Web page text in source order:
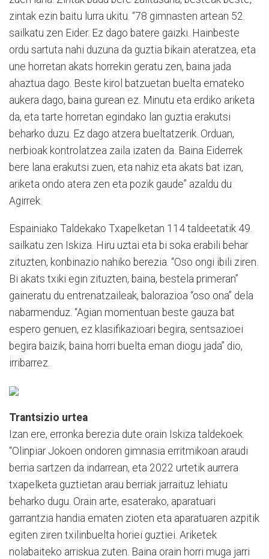
zintak ezin baitu lurra ukitu. “78 gimnasten artean 52.
sailkatu zen Eider. Ez dago batere gaizki. Hainbeste
ordu sartuta nahi duzuna da guztia bikain ateratzea, eta
une horretan akats horrekin geratu zen, baina jada
ahaztua dago. Beste kirol batzuetan buelta emateko
aukera dago, baina gurean ez. Minutu eta erdiko ariketa
da, eta tarte horretan egindako lan guztia erakutsi
beharko duzu. Ez dago atzera bueltatzerik. Orduan,
nerbioak kontrolatzea zaila izaten da. Baina Eiderrek
bere lana erakutsi zuen, eta nahiz eta akats bat izan,
ariketa ondo atera zen eta pozik gaude” azaldu du
Agirrek.
Espainiako Taldekako Txapelketan 114 taldeetatik 49.
sailkatu zen Iskiza. Hiru uztai eta bi soka erabili behar
zituzten, konbinazio nahiko berezia. “Oso ongi ibili ziren.
Bi akats txiki egin zituzten, baina, bestela primeran”
gaineratu du entrenatzaileak, balorazioa “oso ona” dela
nabarmenduz. “Agian momentuan beste gauza bat
espero genuen, ez klasifikazioari begira, sentsazioei
begira baizik, baina horri buelta eman diogu jada” dio,
irribarrez.
Trantsizio urtea
Izan ere, erronka berezia dute orain Iskiza taldekoek.
“Olinpiar Jokoen ondoren gimnasia erritmikoan araudi
berria sartzen da indarrean, eta 2022 urtetik aurrera
txapelketa guztietan arau berriak jarraituz lehiatu
beharko dugu. Orain arte, esaterako, aparatuari
garrantzia handia ematen zioten eta aparatuaren azpitik
egiten ziren txilinbuelta horiei guztiei. Ariketek
nolabaiteko arriskua zuten. Baina orain horri muga jarri